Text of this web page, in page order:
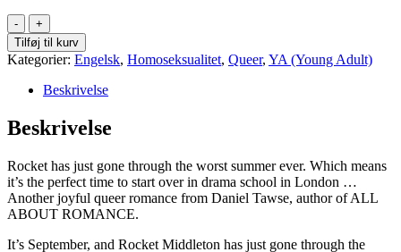
Emmy
Star
is
So
Everything
(Paperback)
antal
Tilføj til kurv
Kategorier: Engelsk, Homoseksualitet, Queer, YA (Young Adult)
Beskrivelse
Beskrivelse
Rocket has just gone through the worst summer ever. Which means
it’s the perfect time to start over in drama school in London …
Another joyful queer romance from Daniel Tawse, author of ALL
ABOUT ROMANCE.
It’s September, and Rocket Middleton has just gone through the